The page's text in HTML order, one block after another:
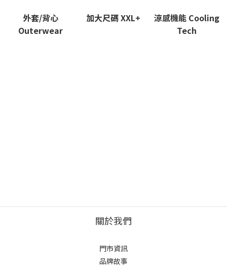
外套/背心
Outerwear
加大尺碼 XXL+
涼感機能 Cooling
Tech
關於我們
門市資訊
品牌故事